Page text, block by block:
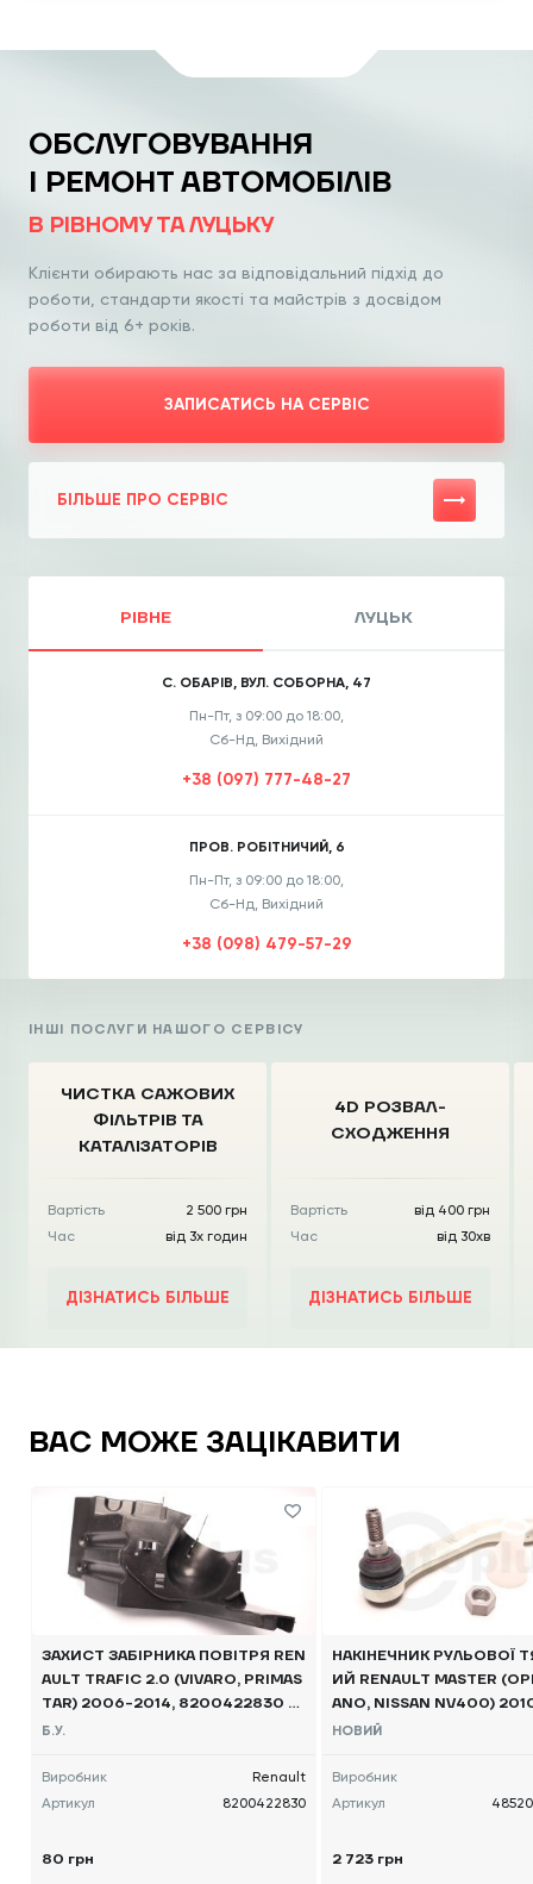
ОБСЛУГОВУВАННЯ
І РЕМОНТ АВТОМОБІЛІВ
В РІВНОМУ ТА ЛУЦЬКУ
Клієнти обирають нас за відповідальний підхід до
роботи, стандарти якості та майстрів з досвідом
роботи від 6+ років.
ЗАПИСАТИСЬ НА СЕРВІС
БІЛЬШЕ ПРО СЕРВІС
РІВНЕ ЛУЦЬК
С. ОБАРІВ, ВУЛ. СОБОРНА, 47
Пн-Пт, з 09:00 до 18:00,
Сб-Нд, Вихідний
+38 (097) 777-48-27
ПРОВ. РОБІТНИЧИЙ, 6
Пн-Пт, з 09:00 до 18:00,
Сб-Нд, Вихідний
+38 (098) 479-57-29
ІНШІ ПОСЛУГИ НАШОГО СЕРВІСУ
ЧИСТКА CАЖОВИХ
ФІЛЬТРІВ ТА
КАТАЛІЗАТОРІВ
Вартість
2 500 грн
Час
від 3х годин
ДІЗНАТИСЬ БІЛЬШЕ
4D РОЗВАЛ-
СХОДЖЕННЯ
Вартість
від 400 грн
Час
від 30хв
ДІЗНАТИСЬ БІЛЬШЕ
ВАС МОЖЕ ЗАЦІКАВИТИ
ЗАХИСТ ЗАБІРНИКА ПОВІТРЯ REN
AULT TRAFIC 2.0 (VIVARO, PRIMAS
TAR) 2006-2014, 8200422830 Б/
В
Б.У.
Виробник
Renault
Артикул
8200422830
80 грн
НАКІНЕЧНИК РУЛЬОВОЇ
ИЙ RENAULT MASTER
ANO, NISSAN NV400)
06730R OE
НОВИЙ
Виробник
Артикул
2 723 грн